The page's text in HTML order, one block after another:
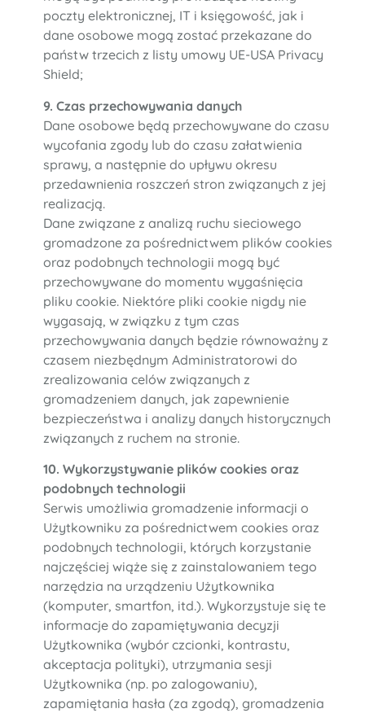
poczty elektronicznej, IT i księgowość, jak i
dane osobowe mogą zostać przekazane do
państw trzecich z listy umowy UE-USA Privacy
Shield;
9. Czas przechowywania danych
Dane osobowe będą przechowywane do czasu
wycofania zgody lub do czasu załatwienia
sprawy, a następnie do upływu okresu
przedawnienia roszczeń stron związanych z jej
realizacją.
Dane związane z analizą ruchu sieciowego
gromadzone za pośrednictwem plików cookies
oraz podobnych technologii mogą być
przechowywane do momentu wygaśnięcia
pliku cookie. Niektóre pliki cookie nigdy nie
wygasają, w związku z tym czas
przechowywania danych będzie równoważny z
czasem niezbędnym Administratorowi do
zrealizowania celów związanych z
gromadzeniem danych, jak zapewnienie
bezpieczeństwa i analizy danych historycznych
związanych z ruchem na stronie.
10. Wykorzystywanie plików cookies oraz
podobnych technologii
Serwis umożliwia gromadzenie informacji o
Użytkowniku za pośrednictwem cookies oraz
podobnych technologii, których korzystanie
najczęściej wiąże się z zainstalowaniem tego
narzędzia na urządzeniu Użytkownika
(komputer, smartfon, itd.). Wykorzystuje się te
informacje do zapamiętywania decyzji
Użytkownika (wybór czcionki, kontrastu,
akceptacja polityki), utrzymania sesji
Użytkownika (np. po zalogowaniu),
zapamiętania hasła (za zgodą), gromadzenia